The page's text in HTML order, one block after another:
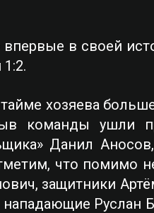
в своей
хозяева
команды ушли
Данил
что помимо
защитники
нападающие Руслан